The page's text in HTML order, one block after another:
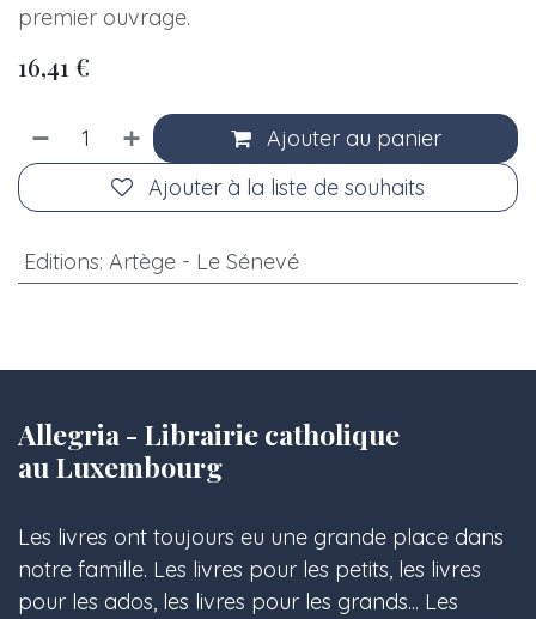
premier ouvrage.
16,41 €
Ajouter au panier
Ajouter à la liste de souhaits
Editions: Artège - Le Sénevé
Allegria - Librairie catholique
au Luxembourg
Les livres ont toujours eu une grande place dans
notre famille. Les livres pour les petits, les livres
pour les ados, les livres pour les grands... Les